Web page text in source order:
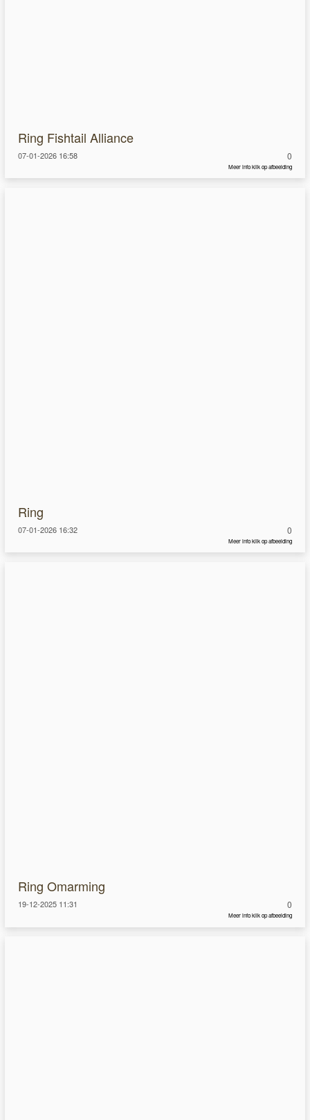
Ring Fishtail Alliance
07-01-2026 16:58 0
Meer info klik op afbeelding
Ring
07-01-2026 16:32 0
Meer info klik op afbeelding
Ring Omarming
19-12-2025 11:31 0
Meer info klik op afbeelding